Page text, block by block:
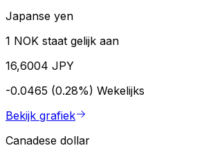
Japanse yen
1 NOK staat gelijk aan
16,6004 JPY
-0.0465 (0.28%) Wekelijks
Bekijk grafiek
Canadese dollar